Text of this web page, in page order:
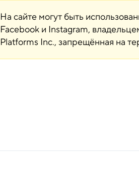
На сайте могут быть
Facebook и Instagram,
Platforms Inc., запрещённая на